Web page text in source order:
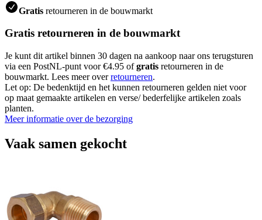
Gratis retourneren in de bouwmarkt
Gratis retourneren in de bouwmarkt
Je kunt dit artikel binnen 30 dagen na aankoop naar ons terugsturen
via een PostNL-punt voor €4.95 ofgratis retourneren in de
bouwmarkt. Lees meer overretourneren.
Let op: De bedenktijd en het kunnen retourneren gelden niet voor
op maat gemaakte artikelen en verse/ bederfelijke artikelen zoals
planten.
Meer informatie over de bezorging
Vaak samen gekocht